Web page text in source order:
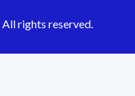
All rights reserved.